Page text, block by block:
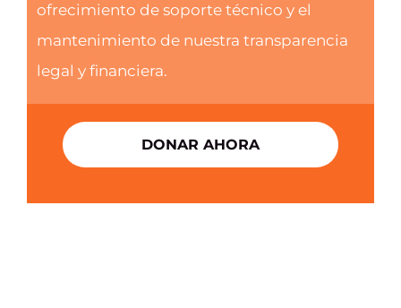
ofrecimiento de soporte técnico y el
mantenimiento de nuestra transparencia
legal y financiera.
DONAR AHORA